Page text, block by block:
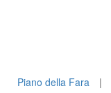
Piano della Fara |